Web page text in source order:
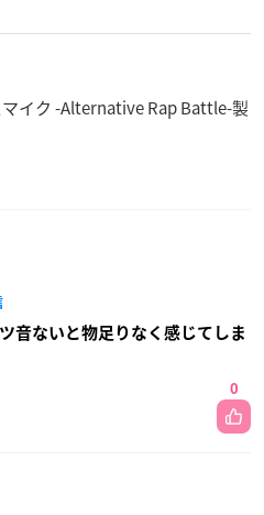
マイク -Alternative Rap Battle-製
音ないと物足りなく感じてしま
0